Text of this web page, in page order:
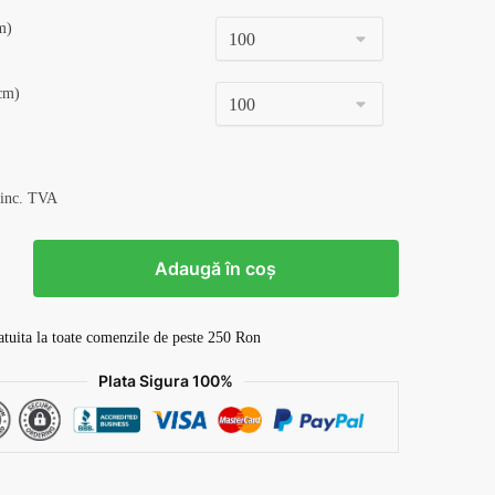
TVA
Adaugă în coș
la toate comenzile de peste 250 Ron
Plata Sigura 100%